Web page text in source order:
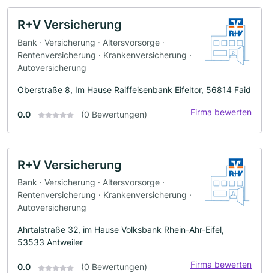
R+V Versicherung
Bank · Versicherung · Altersvorsorge ·
Rentenversicherung · Krankenversicherung ·
Autoversicherung
Oberstraße 8, Im Hause Raiffeisenbank Eifeltor, 56814 Faid
0.0 (0 Bewertungen) Firma bewerten
R+V Versicherung
Bank · Versicherung · Altersvorsorge ·
Rentenversicherung · Krankenversicherung ·
Autoversicherung
Ahrtalstraße 32, im Hause Volksbank Rhein-Ahr-Eifel,
53533 Antweiler
0.0 (0 Bewertungen) Firma bewerten